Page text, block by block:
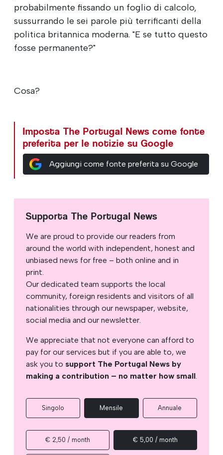
probabilmente fissando un foglio di calcolo,
sussurrando le sei parole più terrificanti della
politica britannica moderna. "E se tutto questo
fosse permanente?"
Cosa?
Imposta The Portugal News come fonte
preferita per le notizie su Google
Aggiungi come fonte preferita su Google
Supporta The Portugal News
We are proud to provide our readers from
around the world with independent, honest and
unbiased news for free – both online and in
print.
Our dedicated team supports the local
community, foreign residents and visitors of all
nationalities through our newspaper, website,
social media and our newsletter.
We appreciate that not everyone can afford to
pay for our services but if you are able to, we
ask you to support The Portugal News by
making a contribution – no matter how small.
Singolo Mensile Annuale
€ 2,50 / month € 5,00 / month